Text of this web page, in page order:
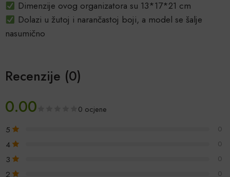
Dimenzije ovog organizatora su 13*17*21 cm
Dolazi u žutoj i narančastoj boji, a model se šalje
nasumično
Recenzije (0)
0.00 0 ocjene
5 0
4 0
3 0
2 0